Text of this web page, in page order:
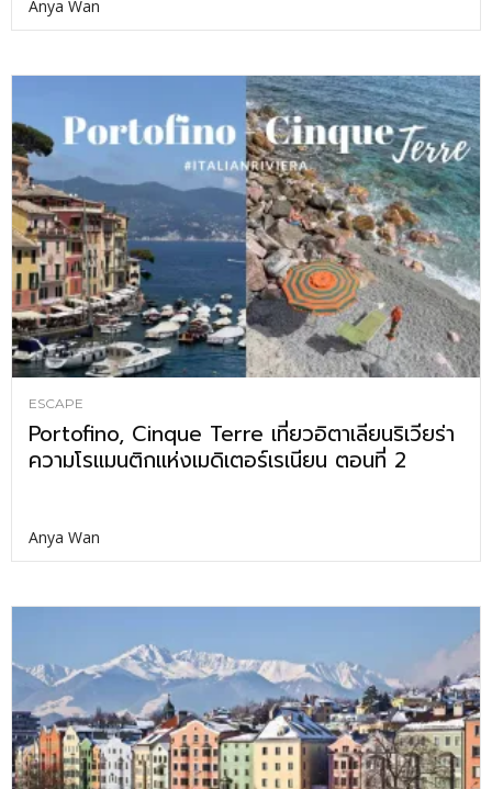
Anya Wan
ESCAPE
Portofino, Cinque Terre เที่ยวอิตาเลียนริเวียร่า
ความโรแมนติกแห่งเมดิเตอร์เรเนียน ตอนที่ 2
Anya Wan